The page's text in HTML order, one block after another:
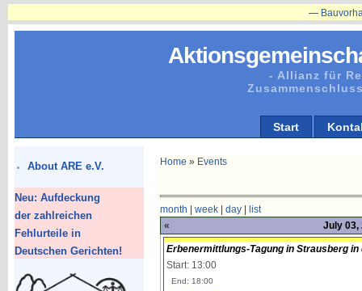
- Allianz für
Start
About ARE e.V.
Neu: Aufdeckung
der zahlreichen
Fehlurteile in
Deutschen Gerichten!
Bauvorhaben
Home » Events
month week| day|
list
«
July 03,
Erbenermittlungs-Tagung in Strausberg in
Start: 13:00
End: 18:00